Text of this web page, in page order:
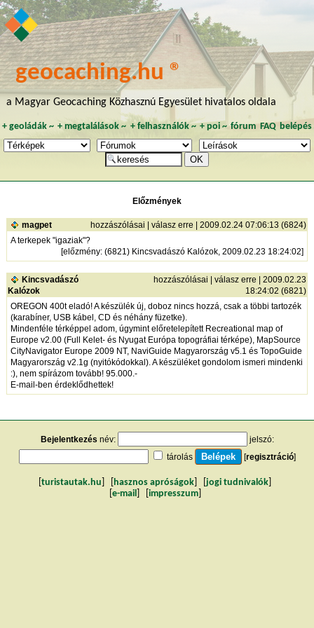
geocaching.hu ®
a Magyar Geocaching Közhasznú Egyesület hivatalos oldala
+ geoládák~ +megtalálások ~ + felhasználók~ + poi~ fórum FAQ belépés
Előzmények
magpet hozzászólásai | válasz erre | 2009.02.24 07:06:13 (6824)
A terkepek "igaziak"?
[előzmény: (6821) Kincsvadászó Kalózok, 2009.02.23 18:24:02]
Kincsvadászó
Kalózok
hozzászólásai | válasz erre | 2009.02.23
18:24:02 (6821)
OREGON 400t eladó! A készülék új, doboz nincs hozzá, csak a többi tartozék
(karabíner, USB kábel, CD és néhány füzetke).
Mindenféle térképpel adom, úgymint előretelepített Recreational map of
Europe v2.00 (Full Kelet- és Nyugat Európa topográfiai térképe), MapSource
CityNavigator Europe 2009 NT, NaviGuide Magyarország v5.1 és TopoGuide
Magyarország v2.1g (nyitókódokkal). A készüléket gondolom ismeri mindenki
:), nem spírázom tovább! 95.000.-
E-mail-ben érdeklődhettek!
Bejelentkezés név:
jelszó:
tárolás
[regisztráció]
turistautak.hu hasznos apróságok jogi tudnivalók
e-mail impresszum]